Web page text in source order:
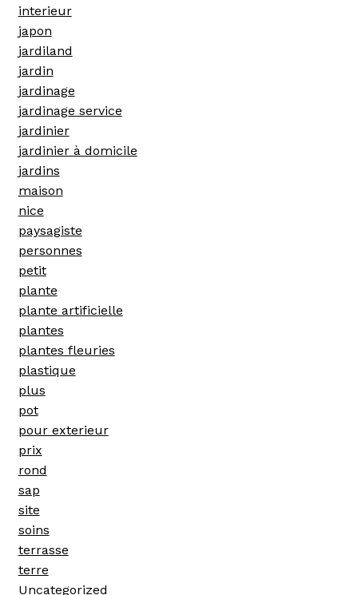
interieur
japon
jardiland
jardin
jardinage
jardinage service
jardinier
jardinier à domicile
jardins
maison
nice
paysagiste
personnes
petit
plante
plante artificielle
plantes
plantes fleuries
plastique
plus
pot
pour exterieur
prix
rond
sap
site
soins
terrasse
terre
Uncategorized